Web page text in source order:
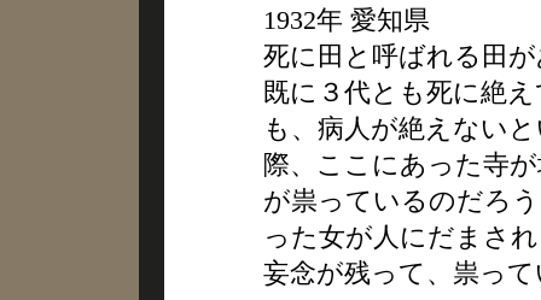
1932年 愛知県
死に田と呼ばれる田
既に３代とも死に絶
も、病人が絶えない
際、ここにあった寺
が祟っているのだろ
った女が人にだまさ
妄念が残って、祟っ